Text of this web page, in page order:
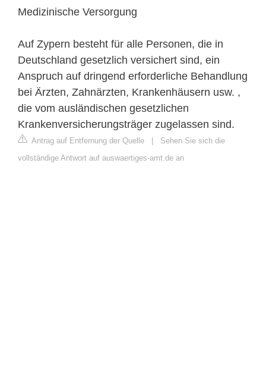
Medizinische Versorgung
Auf Zypern besteht für alle Personen, die in
Deutschland gesetzlich versichert sind, ein
Anspruch auf dringend erforderliche Behandlung
bei Ärzten, Zahnärzten, Krankenhäusern usw. ,
die vom ausländischen gesetzlichen
Krankenversicherungsträger zugelassen sind.
Antrag auf Entfernung der Quelle
Sehen Sie sich die
vollständige Antwort auf auswaertiges-amt.de an